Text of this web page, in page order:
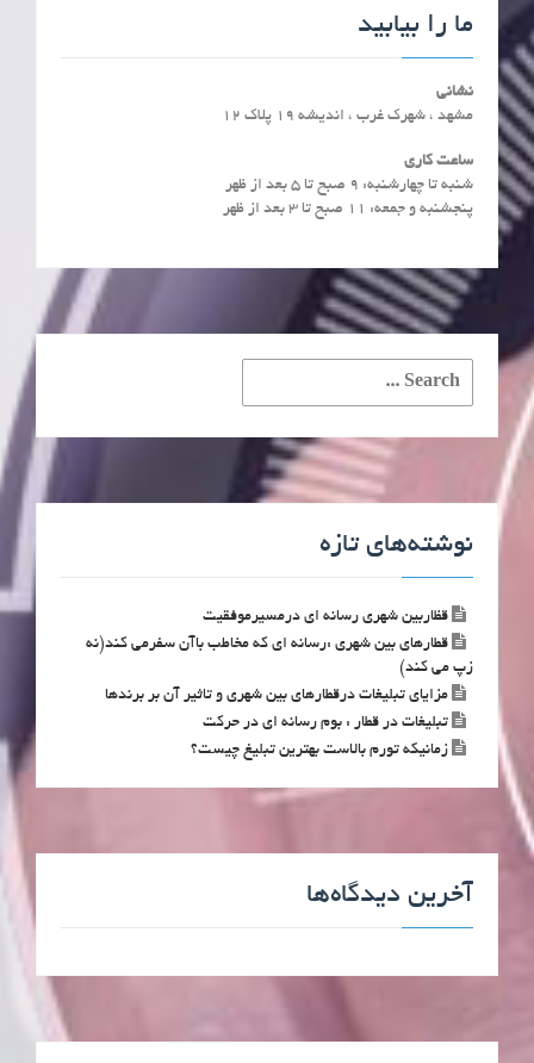
ما را بیابید
نشانی
مشهد ، شهرک غرب ، اندیشه 19 پلاک 12
ساعت کاری
شنبه تا چهارشنبه: ۹ صبح تا ۵ بعد از ظهر
پنجشنبه و جمعه: ۱۱ صبح تا ۳ بعد از ظهر
Search
نوشته‌های تازه
قظاربین شهری رسانه ای درمسیرموفقیت
قطارهای بین شهری :رسانه ای که مخاطب باآن سفرمی کند(نه
زپ می کند)
مزایای تبلیغات درقطارهای بین شهری و تاثیر آن بر برندها
تبلیغات در قطار : بوم رسانه ای در حرکت
زمانیکه تورم بالاست بهترین تبلیغ چیست؟
آخرین دیدگاه‌ها